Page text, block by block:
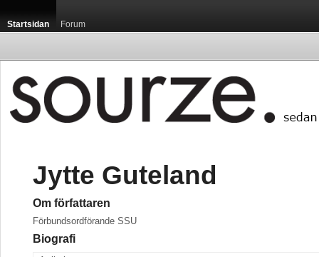
Startsidan Forum
Jytte Guteland
Om författaren
Förbundsordförande SSU
Biografi